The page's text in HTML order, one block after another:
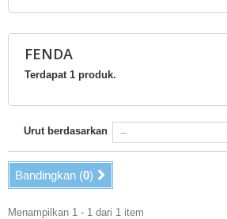
FENDA
Terdapat 1 produk.
Urut berdasarkan
Bandingkan (0)
Menampilkan 1 - 1 dari 1 item